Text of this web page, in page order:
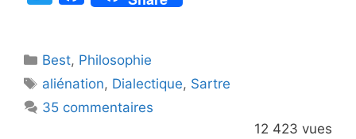
er
a
e
b
o
Catégories
Best, Philosophie
Étiquettes
aliénation, Dialectique, Sartre
35 commentaires
12 423 vues